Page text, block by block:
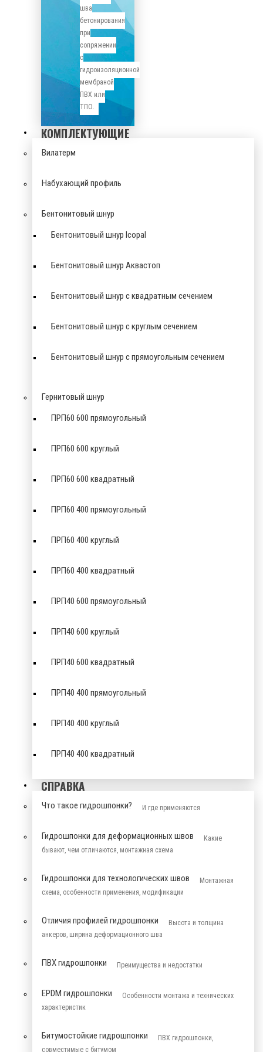
шва
бетонирования
при
сопряжении
с
гидроизоляционной
мембраной
ПВХ или
ТПО.
КОМПЛЕКТУЮЩИЕ
Вилатерм
Набухающий профиль
Бентонитовый шнур
Бентонитовый шнур Icopal
Бентонитовый шнур Аквастоп
Бентонитовый шнур с квадратным сечением
Бентонитовый шнур с круглым сечением
Бентонитовый шнур с прямоугольным сечением
Гернитовый шнур
ПРП60 600 прямоугольный
ПРП60 600 круглый
ПРП60 600 квадратный
ПРП60 400 прямоугольный
ПРП60 400 круглый
ПРП60 400 квадратный
ПРП40 600 прямоугольный
ПРП40 600 круглый
ПРП40 600 квадратный
ПРП40 400 прямоугольный
ПРП40 400 круглый
ПРП40 400 квадратный
СПРАВКА
Что такое гидрошпонки? И где применяются
Гидрошпонки для деформационных швов
Какие
бывают, чем отличаются, монтажная схема
Гидрошпонки для технологических швов
Монтажная
схема, особенности применения, модификации
Отличия профилей гидрошпонки
Высота и толщина
анкеров, ширина деформационного шва
ПВХ гидрошпонки Преимущества и недостатки
EPDM гидрошпонки
Особенности монтажа и технических
характеристик
Битумостойкие гидрошпонки
ПВХ гидрошпонки,
совместимые с битумом